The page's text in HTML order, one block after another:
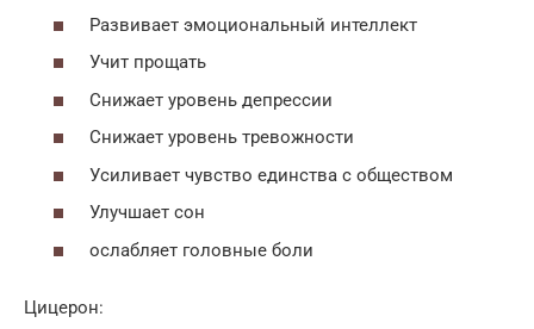
Развивает эмоциональный интеллект
Учит прощать
Снижает уровень депрессии
Снижает уровень тревожности
Усиливает чувство единства с обществом
Улучшает сон
ослабляет головные боли
Цицерон: